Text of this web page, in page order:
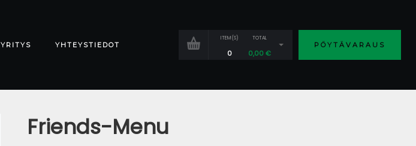
YRITYS YHTEYSTIEDOT
ITEM(S)
0
TOTAL
0,00€
PÖYTÄVARAUS
Friends-Menu